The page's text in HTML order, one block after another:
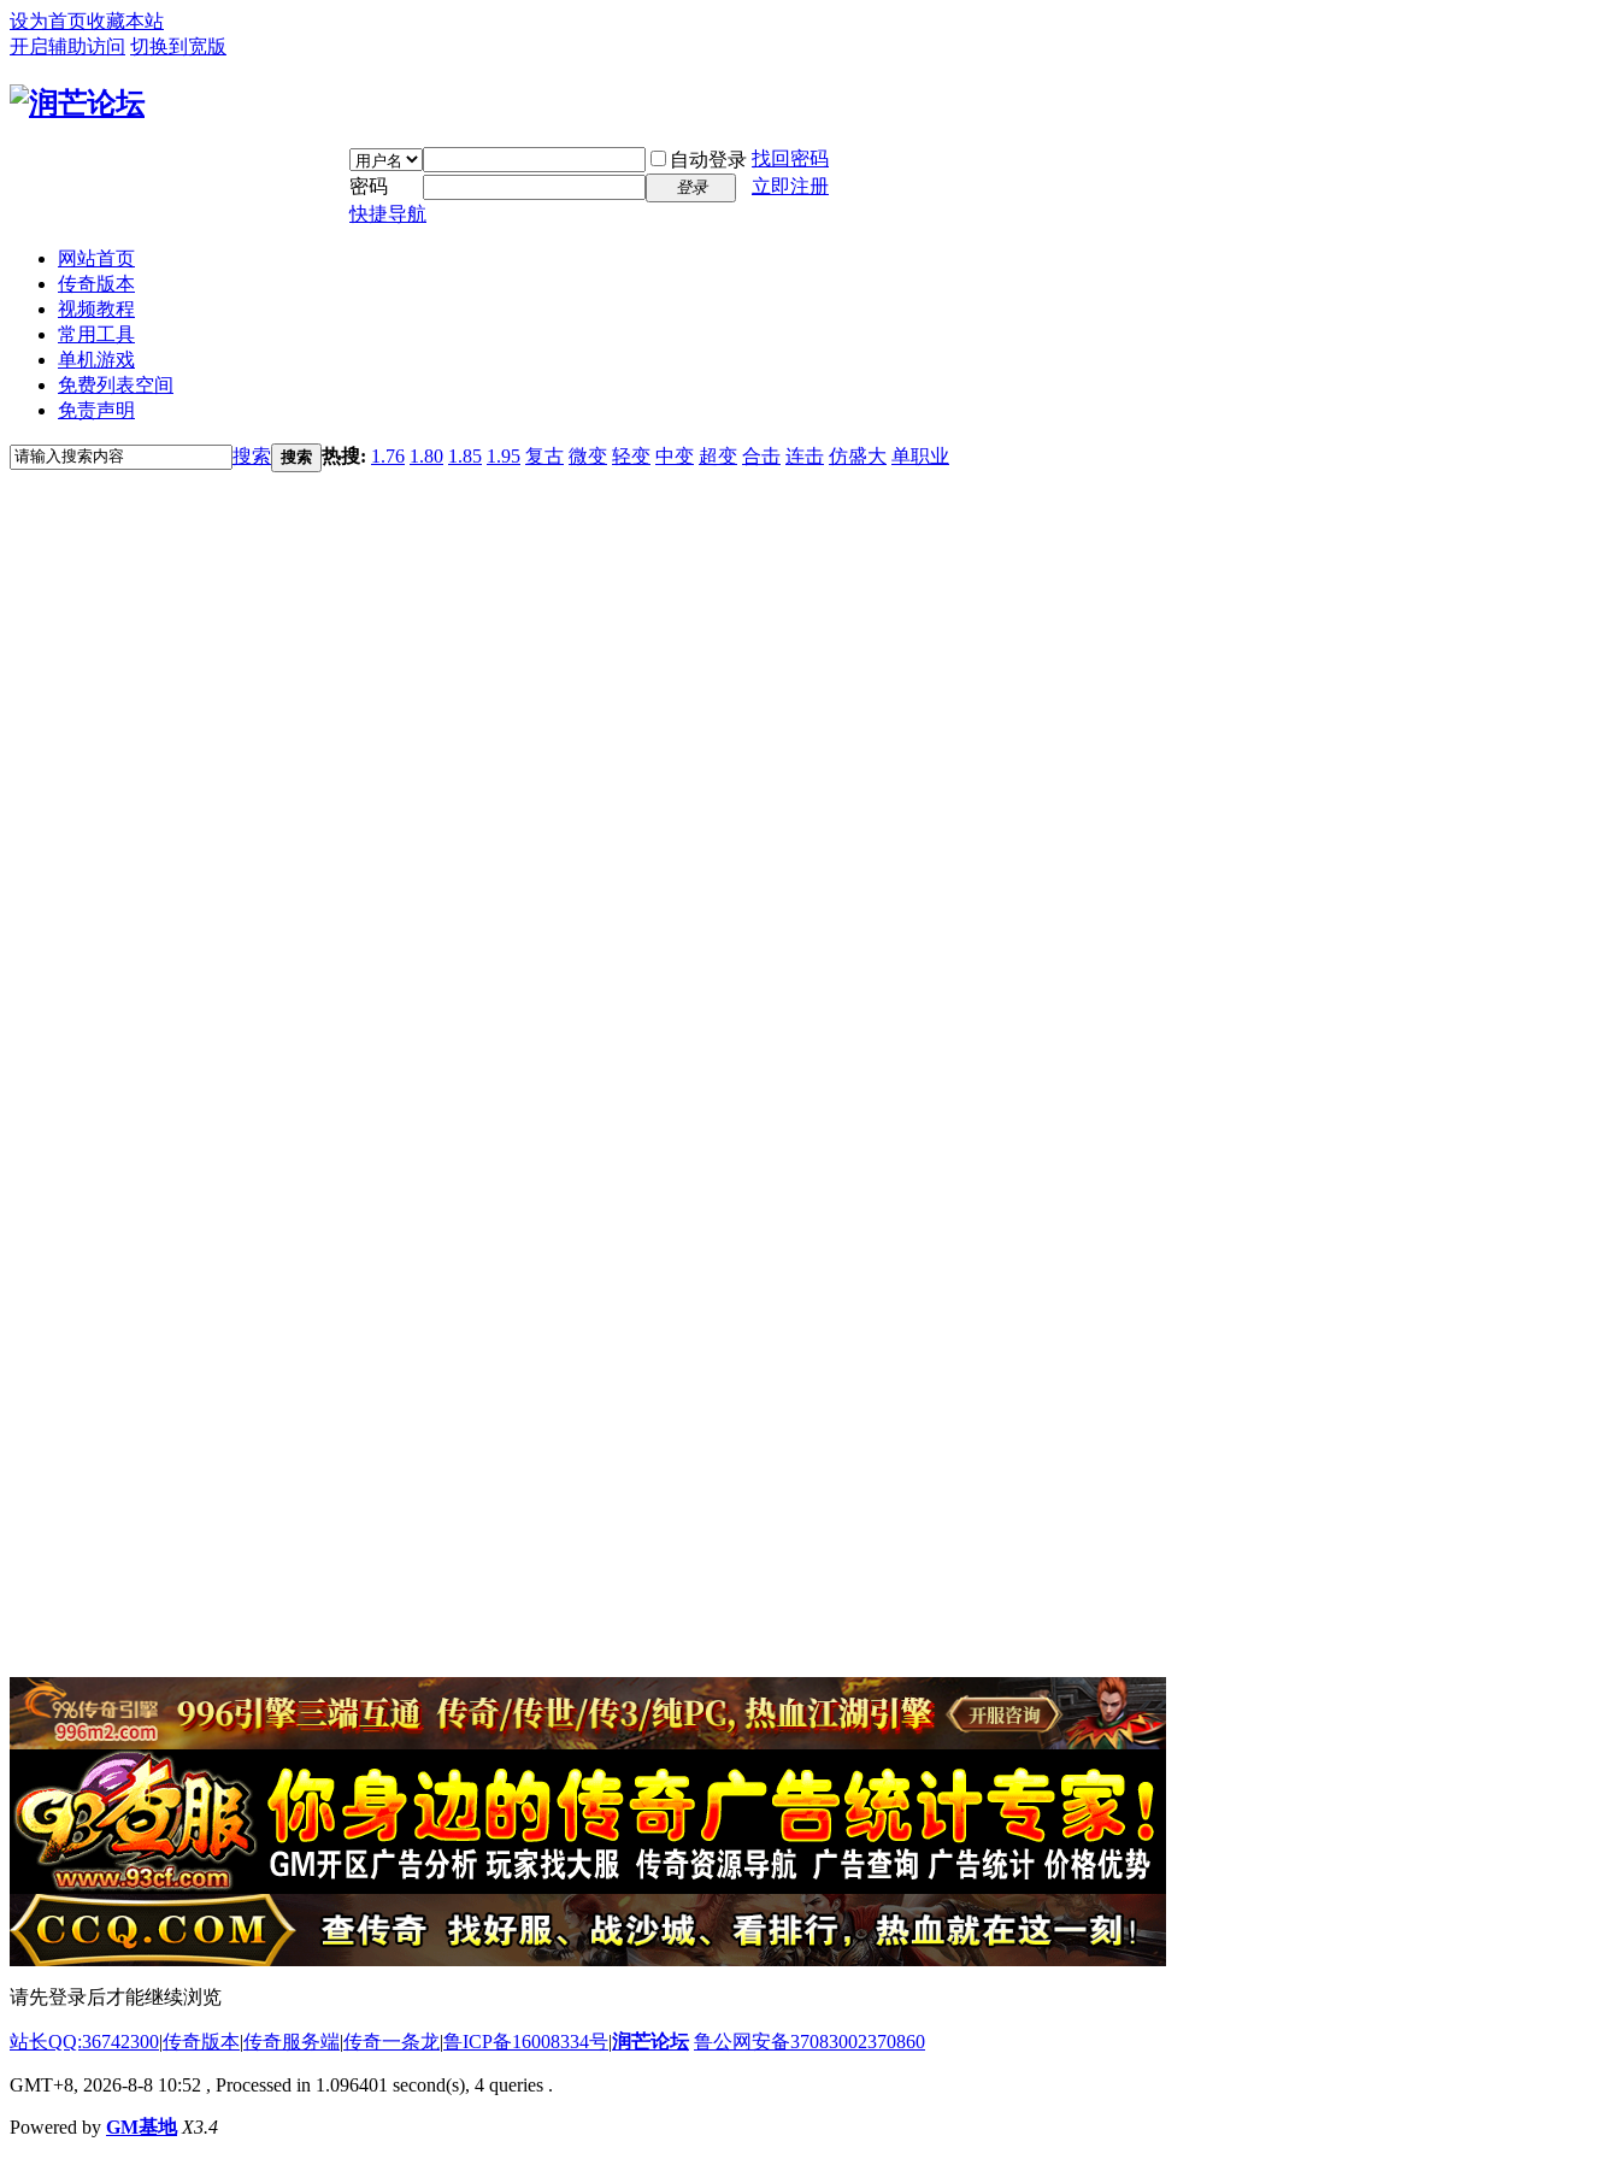
设为首页收藏本站
开启辅助访问 切换到宽版
自动登录 找回密码
密码
登录
立即注册
快捷导航
网站首页
传奇版本
视频教程
常用工具
单机游戏
免费列表空间
免责声明
搜索 搜索 热搜: 1.76 1.80 1.85 1.95 复古 微变 轻变 中变 超变 合击 连击 仿盛大 单职业
请先登录后才能继续浏览
站长QQ:36742300|传奇版本|传奇服务端|传奇一条龙|鲁ICP备16008334号|润芒论坛 鲁公网安备37083002370860
GMT+8, 2026-8-8 10:52 , Processed in 1.096401 second(s), 4 queries .
Powered by GM基地 X3.4